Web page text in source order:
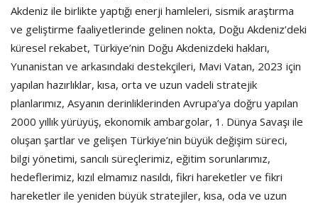
Akdeniz ile birlikte yaptığı enerji hamleleri, sismik araştırma
ve geliştirme faaliyetlerinde gelinen nokta, Doğu Akdeniz’deki
küresel rekabet, Türkiye’nin Doğu Akdenizdeki hakları,
Yunanistan ve arkasındaki destekçileri, Mavi Vatan, 2023 için
yapılan hazırlıklar, kısa, orta ve uzun vadeli stratejik
planlarımız, Asyanın derinliklerinden Avrupa’ya doğru yapılan
2000 yıllık yürüyüş, ekonomik ambargolar, 1. Dünya Savaşı ile
oluşan şartlar ve gelişen Türkiye’nin büyük değişim süreci,
bilgi yönetimi, sancılı süreçlerimiz, eğitim sorunlarımız,
hedeflerimiz, kızıl elmamız nasıldı, fikri hareketler ve fikri
hareketler ile yeniden büyük stratejiler, kısa, oda ve uzun